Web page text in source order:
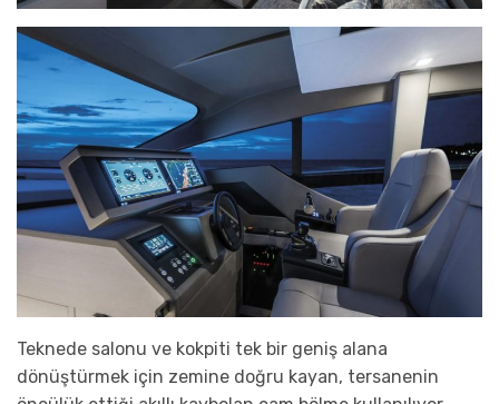
Teknede salonu ve kokpiti tek bir geniş alana
dönüştürmek için zemine doğru kayan, tersanenin